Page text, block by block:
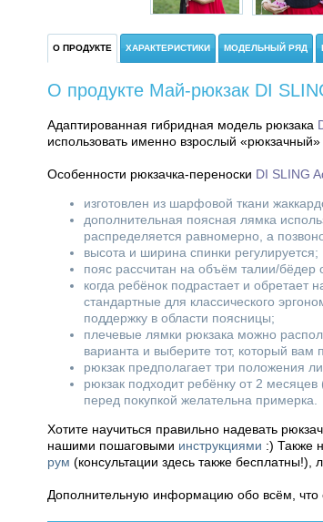
О ПРОДУКТЕ ХАРАКТЕРИСТИКИ МОДЕЛЬНЫЙ РЯД
О продукте Май-рюкзак DI
Адаптированная гибридная модель рюкзака
использовать именно взрослый
Особенности рюкзачка-переноски DI SLING
изготовлен из шарфовой ткани
дополнительная поясная лямка
распределяется равномерно, а
высота и ширина спинки регулируется;
пояс рассчитан на объём талии/бёдер
когда ребёнок подрастает и обретает
стандартные для классического
поддержку в области поясницы;
плечевые лямки рюкзака можно
варианта и выберите тот, который вам
рюкзак предполагает три положения
рюкзак подходит ребёнку от 2
перед покупкой желательна примерка.
Хотите научиться правильно надевать
нашими пошаговыми инструкциями :) Также
рум (консультации здесь также бесплатны!),
Дополнительную информацию обо всём,